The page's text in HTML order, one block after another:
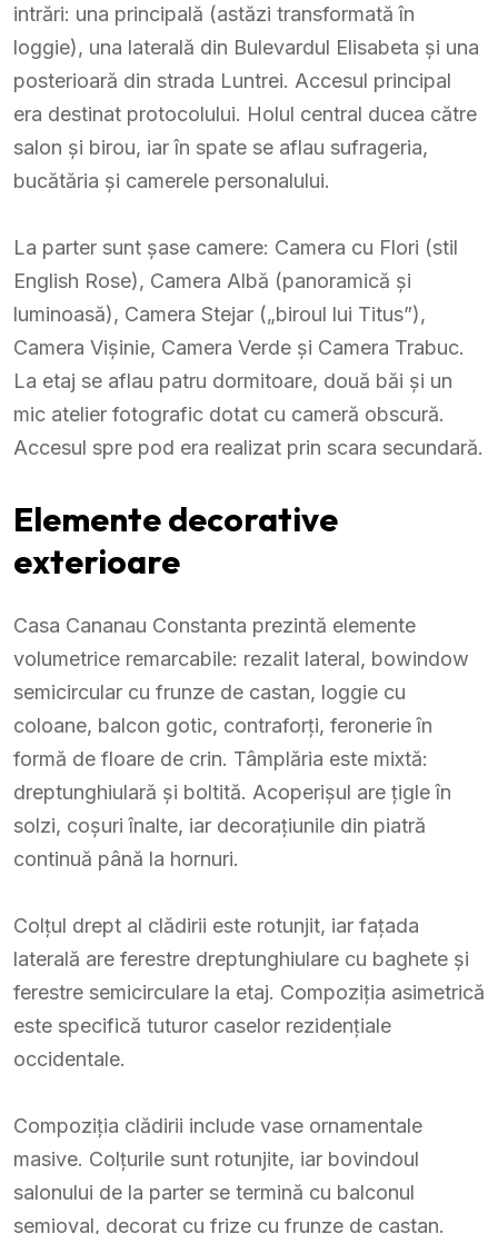
intrări: una principală (astăzi transformată în
loggie), una laterală din Bulevardul Elisabeta și una
posterioară din strada Luntrei. Accesul principal
era destinat protocolului. Holul central ducea către
salon și birou, iar în spate se aflau sufrageria,
bucătăria și camerele personalului.
La parter sunt șase camere: Camera cu Flori (stil
English Rose), Camera Albă (panoramică și
luminoasă), Camera Stejar („biroul lui Titus”),
Camera Vișinie, Camera Verde și Camera Trabuc.
La etaj se aflau patru dormitoare, două băi și un
mic atelier fotografic dotat cu cameră obscură.
Accesul spre pod era realizat prin scara secundară.
Elemente decorative
exterioare
Casa Cananau Constanta prezintă elemente
volumetrice remarcabile: rezalit lateral, bowindow
semicircular cu frunze de castan, loggie cu
coloane, balcon gotic, contraforți, feronerie în
formă de floare de crin. Tâmplăria este mixtă:
dreptunghiulară și boltită. Acoperișul are țigle în
solzi, coșuri înalte, iar decorațiunile din piatră
continuă până la hornuri.
Colțul drept al clădirii este rotunjit, iar fațada
laterală are ferestre dreptunghiulare cu baghete și
ferestre semicirculare la etaj. Compoziția asimetrică
este specifică tuturor caselor rezidențiale
occidentale.
Compoziția clădirii include vase ornamentale
masive. Colțurile sunt rotunjite, iar bovindoul
salonului de la parter se termină cu balconul
semioval, decorat cu frize cu frunze de castan.